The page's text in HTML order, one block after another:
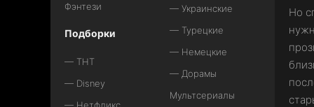
Фэнтези
Подборки
— ТНТ
— Disney
— Украинские
— Турецкие
— Немецкие
— Дорамы
Мультсериалы
Но